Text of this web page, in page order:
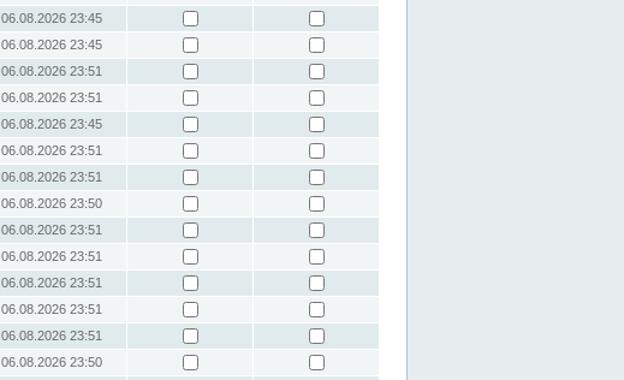
06.08.2026 23:45
06.08.2026 23:45
06.08.2026 23:51
06.08.2026 23:51
06.08.2026 23:45
06.08.2026 23:51
06.08.2026 23:51
06.08.2026 23:50
06.08.2026 23:51
06.08.2026 23:51
06.08.2026 23:51
06.08.2026 23:51
06.08.2026 23:51
06.08.2026 23:50